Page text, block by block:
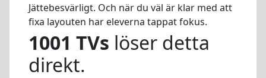
Jättebesvärligt. Och när du väl är klar med att
fixa layouten har eleverna tappat fokus.
1001 TVs löser detta
direkt.